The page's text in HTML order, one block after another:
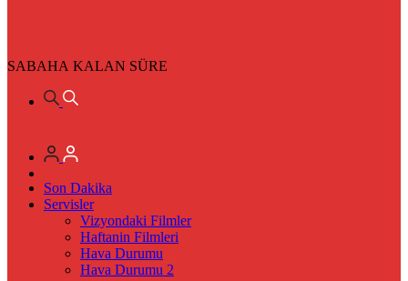
SABAHA KALAN SÜRE
Son Dakika
Servisler
Vizyondaki Filmler
Haftanin Filmleri
Hava Durumu
Hava Durumu 2